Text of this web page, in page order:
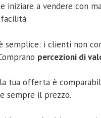
iniziare a vendere con
semplice: i clienti non
percezioni di
la tua offerta è
sempre il prezzo.